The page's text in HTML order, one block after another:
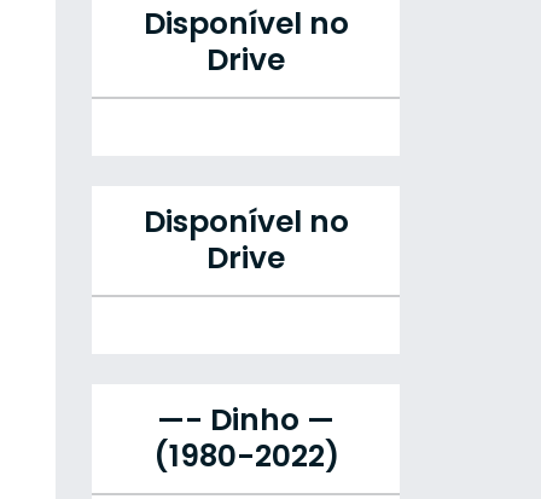
Disponível no
Drive
Disponível no
Drive
—- Dinho —
(1980-2022)